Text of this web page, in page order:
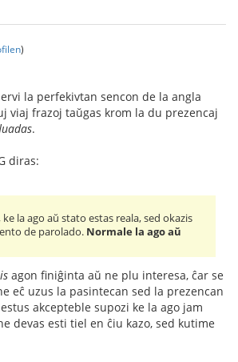
)
la perfekivtan sencon de la angla
viaj frazoj taŭgas krom la du prezencaj
.
diras:
la ago aŭ stato estas reala, sed okazis
de parolado. Normale la ago aŭ
is agon finiĝinta aŭ ne plu interesa, ĉar se
eĉ uzus la pasintecan sed la prezencan
akcepteble supozi ke la ago jam
devas esti tiel en ĉiu kazo, sed kutime